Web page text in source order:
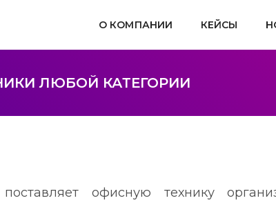
О КОМПАНИИ КЕЙСЫ
ЛЮБОЙ КАТЕГОРИИ
офисную технику